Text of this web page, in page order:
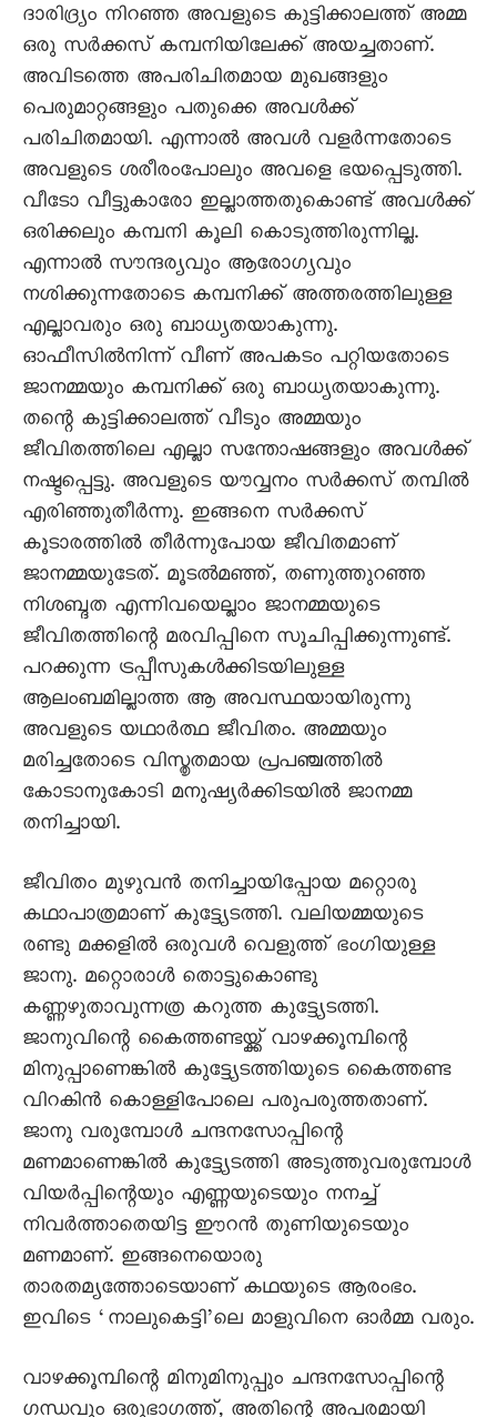
ദാരിദ്ര്യം നിറഞ്ഞ അവളുടെ കുട്ടിക്കാലത്ത് അമ്മ
ഒരു സർക്കസ് കമ്പനിയിലേക്ക് അയച്ചതാണ്.
അവിടത്തെ അപരിചിതമായ മുഖങ്ങളും
പെരുമാറ്റങ്ങളും പതുക്കെ അവൾക്ക്
പരിചിതമായി. എന്നാൽ അവൾ വളർന്നതോടെ
അവളുടെ ശരീരംപോലും അവളെ ഭയപ്പെടുത്തി.
വീടോ വീട്ടുകാരോ ഇല്ലാത്തതുകൊണ്ട് അവൾക്ക്
ഒരിക്കലും കമ്പനി കൂലി കൊടുത്തിരുന്നില്ല.
എന്നാൽ സൗന്ദര്യവും ആരോഗ്യവും
നശിക്കുന്നതോടെ കമ്പനിക്ക് അത്തരത്തിലുള്ള
എല്ലാവരും ഒരു ബാധ്യതയാകുന്നു.
ഓഫീസിൽനിന്ന് വീണ് അപകടം പറ്റിയതോടെ
ജാനമ്മയും കമ്പനിക്ക് ഒരു ബാധ്യതയാകുന്നു.
തന്റെ കുട്ടിക്കാലത്ത് വീടും അമ്മയും
ജീവിതത്തിലെ എല്ലാ സന്തോഷങ്ങളും അവൾക്ക്
നഷ്ടപ്പെട്ടു. അവളുടെ യൗവ്വനം സർക്കസ് തമ്പിൽ
എരിഞ്ഞുതീർന്നു. ഇങ്ങനെ സർക്കസ്
കൂടാരത്തിൽ തീർന്നുപോയ ജീവിതമാണ്
ജാനമ്മയുടേത്. മൂടൽമഞ്ഞ്, തണുത്തുറഞ്ഞ
നിശബ്ദത എന്നിവയെല്ലാം ജാനമ്മയുടെ
ജീവിതത്തിന്റെ മരവിപ്പിനെ സൂചിപ്പിക്കുന്നുണ്ട്.
പറക്കുന്ന ട്രപ്പീസുകൾക്കിടയിലുള്ള
ആലംബമില്ലാത്ത ആ അവസ്ഥയായിരുന്നു
അവളുടെ യഥാർത്ഥ ജീവിതം. അമ്മയും
മരിച്ചതോടെ വിസ്തൃതമായ പ്രപഞ്ചത്തിൽ
കോടാനുകോടി മനുഷ്യർക്കിടയിൽ ജാനമ്മ
തനിച്ചായി.
ജീവിതം മുഴുവൻ തനിച്ചായിപ്പോയ മറ്റൊരു
കഥാപാത്രമാണ് കുട്ട്യേടത്തി. വലിയമ്മയുടെ
രണ്ടു മക്കളിൽ ഒരുവൾ വെളുത്ത് ഭംഗിയുള്ള
ജാനു. മറ്റൊരാൾ തൊട്ടുകൊണ്ടു
കണ്ണഴുതാവുന്നത്ര കറുത്ത കുട്ട്യേടത്തി.
ജാനുവിന്റെ കൈത്തണ്ടയ്ക്ക് വാഴക്കൂമ്പിന്റെ
മിനുപ്പാണെങ്കിൽ കുട്ട്യേടത്തിയുടെ കൈത്തണ്ട
വിറകിൻ കൊള്ളിപോലെ പരുപരുത്തതാണ്.
ജാനു വരുമ്പോൾ ചന്ദനസോപ്പിന്റെ
മണമാണെങ്കിൽ കുട്ട്യേടത്തി അടുത്തുവരുമ്പോൾ
വിയർപ്പിന്റെയും എണ്ണയുടെയും നനച്ച്
നിവർത്താതെയിട്ട ഈറൻ തുണിയുടെയും
മണമാണ്. ഇങ്ങനെയൊരു
താരതമ്യത്തോടെയാണ് കഥയുടെ ആരംഭം.
ഇവിടെ ‘നാലുകെട്ടി’ലെ മാളുവിനെ ഓർമ്മ വരും.
വാഴക്കൂമ്പിന്റെ മിനുമിനുപ്പും ചന്ദനസോപ്പിന്റെ